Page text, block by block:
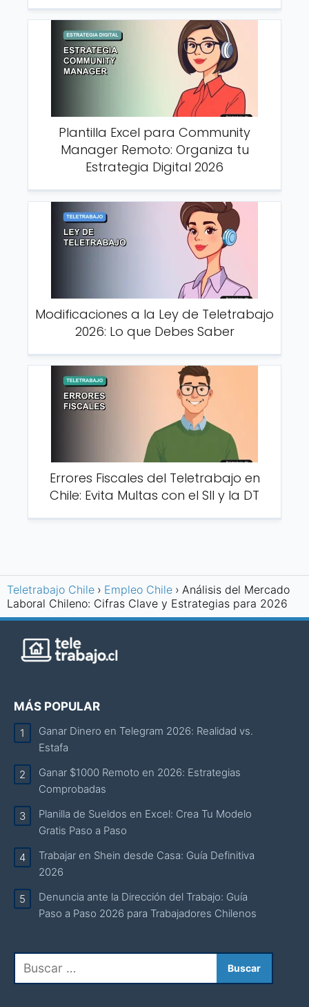
Plantilla Excel para Community
Manager Remoto: Organiza tu
Estrategia Digital 2026
Modificaciones a la Ley de Teletrabajo
2026: Lo que Debes Saber
Errores Fiscales del Teletrabajo en
Chile: Evita Multas con el SII y la DT
Teletrabajo Chile Empleo Chile
Análisis del Mercado
Laboral Chileno: Cifras Clave y Estrategias para 2026
MÁS POPULAR
Ganar Dinero en Telegram 2026: Realidad vs.
Estafa
Ganar $1000 Remoto en 2026: Estrategias
Comprobadas
Planilla de Sueldos en Excel: Crea Tu Modelo
Gratis Paso a Paso
Trabajar en Shein desde Casa: Guía Definitiva
2026
Denuncia ante la Dirección del Trabajo: Guía
Paso a Paso 2026 para Trabajadores Chilenos